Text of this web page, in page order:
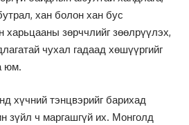
хан болон хан бус
харьцааны зөрччлийг зөөлрүүлэх,
чухал гадаад хөшүүргийг
юм.
хүчний тэнцвэрийг барихад
зүйл ч маргашгүй их. Монголд